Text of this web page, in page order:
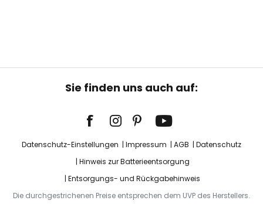
Sie finden uns auch auf:
Datenschutz-Einstellungen Impressum AGB
Datenschutz
Hinweis zur Batterieentsorgung
Entsorgungs- und Rückgabehinweis
Die durchgestrichenen Preise entsprechen dem UVP des Herstellers.